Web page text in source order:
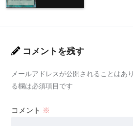
コメントを残す
メールアドレスが公開されることはあ
る欄は必須項目です
コメント ※